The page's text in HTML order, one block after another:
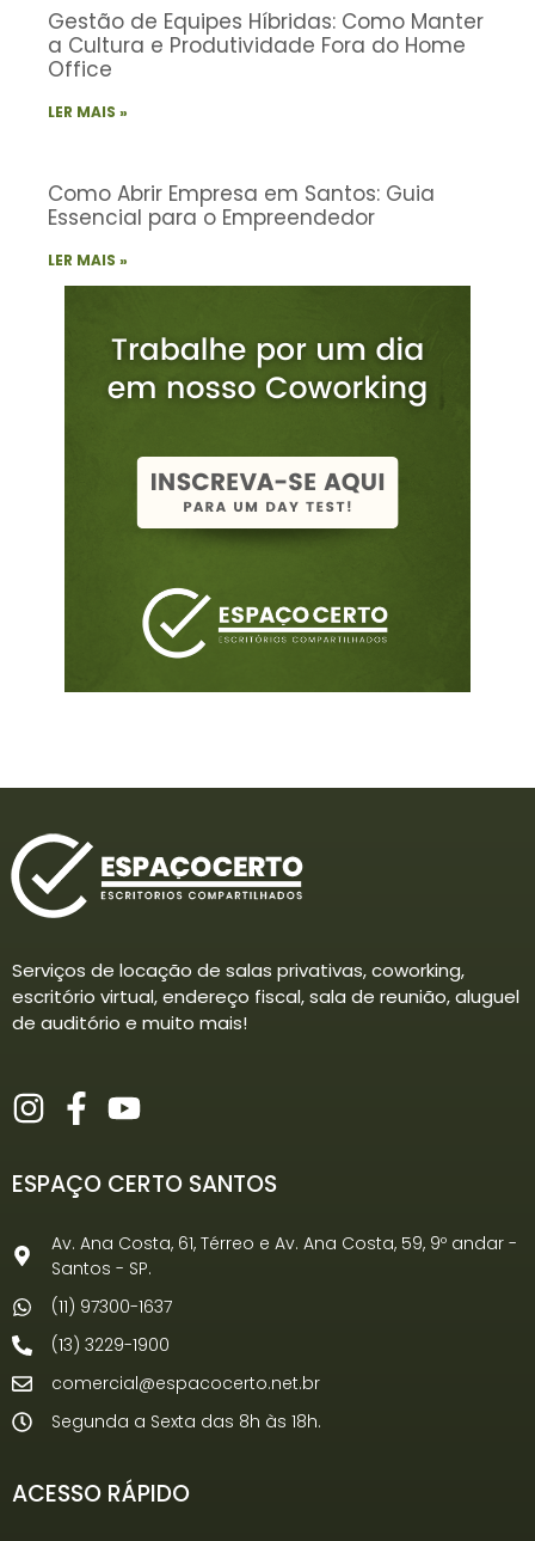
Gestão de Equipes Híbridas: Como Manter
a Cultura e Produtividade Fora do Home
Office
LER MAIS »
Como Abrir Empresa em Santos: Guia
Essencial para o Empreendedor
LER MAIS »
Serviços de locação de salas privativas, coworking,
escritório virtual, endereço fiscal, sala de reunião, aluguel
de auditório e muito mais!
ESPAÇO CERTO SANTOS
Av. Ana Costa, 61, Térreo e Av. Ana Costa, 59, 9º andar -
Santos - SP.
(11) 97300-1637
(13) 3229-1900
comercial@espacocerto.net.br
Segunda a Sexta das 8h às 18h.
ACESSO RÁPIDO